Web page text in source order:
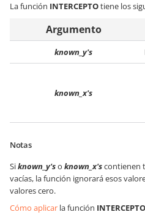
La función INTERCEPTOtiene los
Argumento
known_y's
known_x's
Notas
Siknown_y'so known_x'scontienen
vacías, la función ignorará esos
valores cero.
Cómo aplicar la función INTERCEPTO